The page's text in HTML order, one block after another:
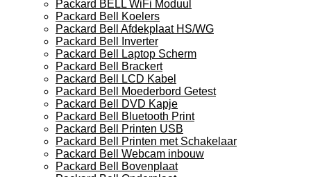
Packard BELL WiFi Moduul
Packard Bell Koelers
Packard Bell Afdekplaat HS/WG
Packard Bell Inverter
Packard Bell Laptop Scherm
Packard Bell Brackert
Packard Bell LCD Kabel
Packard Bell Moederbord Getest
Packard Bell DVD Kapje
Packard Bell Bluetooth Print
Packard Bell Printen USB
Packard Bell Printen met Schakelaar
Packard Bell Webcam inbouw
Packard Bell Bovenplaat